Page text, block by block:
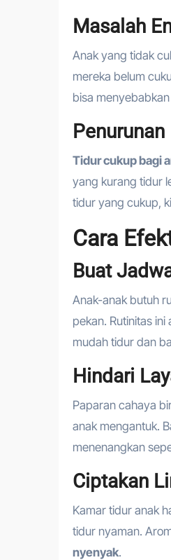
Masalah
Anak yang tidak
mereka belum
bisa
Tidur cukup bagi
yang kurang tidur
tidur yang cukup,
Cara
Buat
Anak-anak butuh
pekan. Rutinitas
mudah tidur dan
Hindari
Paparan cahaya
anak mengantuk.
menenangkan
Ciptakan
Kamar tidur anak
tidur nyaman.
nyenyak.